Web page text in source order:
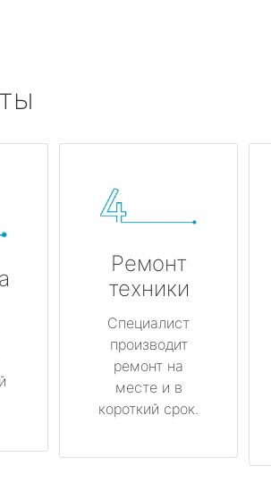
Ремонт
техники
Специалист
производит
ремонт на
месте и в
короткий срок.